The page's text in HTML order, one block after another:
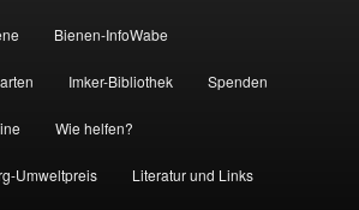
Bienen-InfoWabe
Imker-Bibliothek Spenden
Wie helfen?
Umweltpreis Literatur und Links